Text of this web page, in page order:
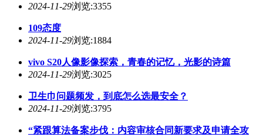
2024-11-29浏览:3355
109态度
2024-11-29浏览:1884
vivo S20人像影像探索，青春的记忆，光影的诗篇
2024-11-29浏览:3025
卫生巾问题频发，到底怎么选最安全？
2024-11-29浏览:3795
“紧跟算法备案步伐：内容审核合同新要求及申请全攻